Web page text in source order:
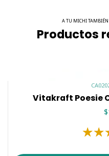
A TU MICHI TAMBIÉN
Productos
Vitakraft Poesie